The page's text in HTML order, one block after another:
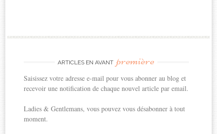
ARTICLES EN AVANT première
Saisissez votre adresse e-mail pour vous abonner au blog et
recevoir une notification de chaque nouvel article par email.
Ladies & Gentlemans, vous pouvez vous désabonner à tout
moment.